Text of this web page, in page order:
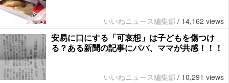
いいねニュース編集部 / 14,162 views
安易に口にする「可哀想」は子どもを傷つけ
る？ある新聞の記事にパパ、ママが共感！！！
いいねニュース編集部 / 10,291 views